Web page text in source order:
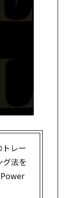
レー
法を